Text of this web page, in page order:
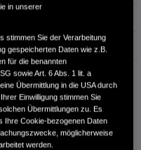
km
in unserer
stimmen Sie der Verarbeitung
gespeicherten Daten wie z.B.
für die benannten
sowie Art. 6 Abs. 1 lit. a
Übermittlung in die USA durch
Einwilligung stimmen Sie
Übermittlungen zu. Es
Ihre Cookie-bezogenen Daten
möglicherweise
werden.